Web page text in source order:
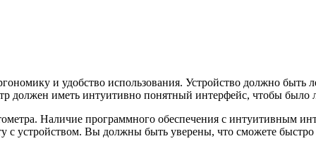
и удобство использования. Устройство должно
должен иметь интуитивно понятный интерфейс, чтобы было
Наличие программного обеспечения с интуитивным
с устройством. Вы должны быть уверены, что сможете